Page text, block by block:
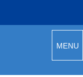
MENU